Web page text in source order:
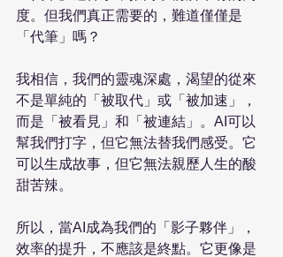
度。但我們真正需要的，難道僅僅是
「代筆」嗎？
我相信，我們的靈魂深處，渴望的從來
不是單純的「被取代」或「被加速」，
而是「被看見」和「被連結」。AI可以
幫我們打字，但它無法替我們感受。它
可以生成故事，但它無法親歷人生的酸
甜苦辣。
所以，當AI成為我們的「影子夥伴」，
效率的提升，不應該是終點。它更像是